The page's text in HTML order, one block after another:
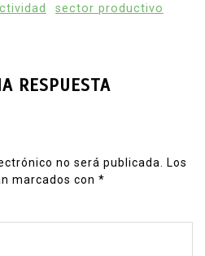
sector productivo
RESPUESTA
no será publicada. Los
marcados con *